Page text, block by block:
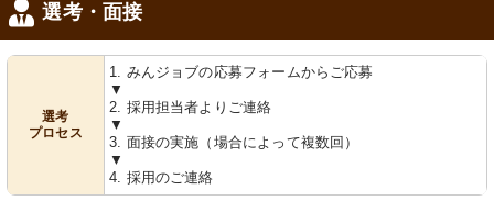
選考・面接
選考
プロセス
1. みんジョブの応募フォームからご応募
▼
2. 採用担当者よりご連絡
▼
3. 面接の実施（場合によって複数回）
▼
4. 採用のご連絡